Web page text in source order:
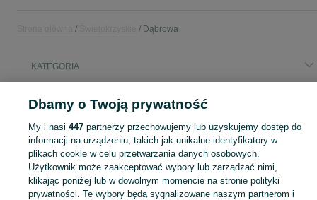
Dąbrowa
KATEGORIA
Popularne wyszukiwania
wychowawca w domu dziecka
Skorzystaj z największego serwisu ogłoszeniowego - Dąbrowa i okolice! Kupuj to, czego pragniesz i sprzedawaj to, czego już nie potrzebujesz! Zobacz
Dbamy o Twoją prywatność
My i nasi 447partnerzy przechowujemy lub uzyskujemy dostęp do
informacji na urządzeniu, takich jak unikalne identyfikatory w
plikach cookie w celu przetwarzania danych osobowych.
Użytkownik może zaakceptować wybory lub zarządzać nimi,
klikając poniżej lub w dowolnym momencie na stronie polityki
prywatności. Te wybory będą sygnalizowane naszym partnerom i